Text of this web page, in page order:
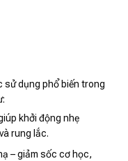
sử dụng phổ biến trong
khởi động nhẹ
rung lắc.
– giảm sốc cơ học,